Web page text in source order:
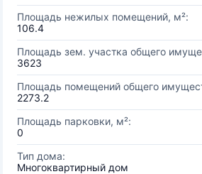
Площадь нежилых помещений, м²:
106.4
Площадь зем. участка общего
3623
Площадь помещений общего
2273.2
Площадь парковки, м²:
0
Тип дома:
Многоквартирный дом